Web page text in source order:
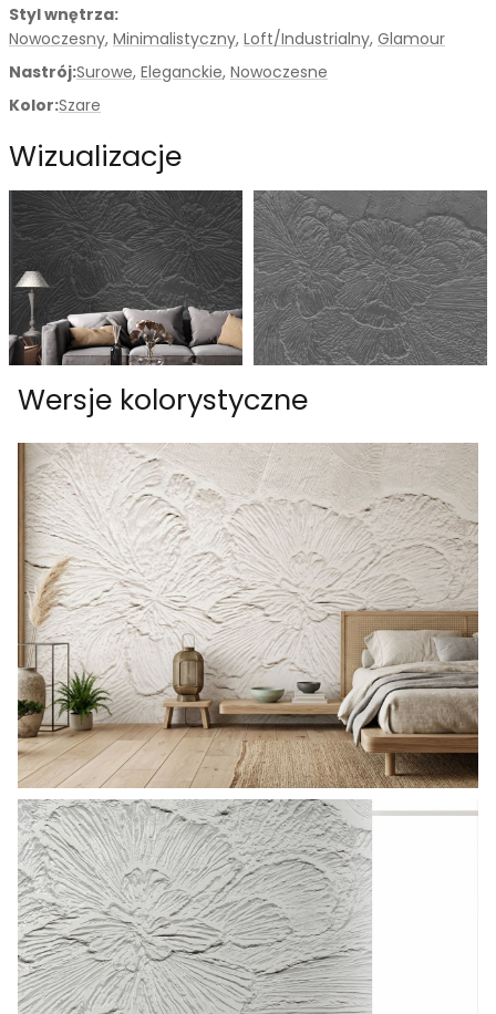
Styl wnętrza:
Nowoczesny, Minimalistyczny, Loft/Industrialny, Glamour
Nastrój:Surowe, Eleganckie, Nowoczesne
Kolor:Szare
Wizualizacje
Wersje kolorystyczne